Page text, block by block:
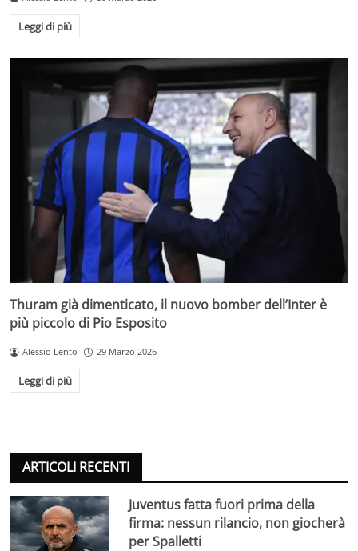
Leggi di più
Thuram già dimenticato, il nuovo bomber dell’Inter è
più piccolo di Pio Esposito
Alessio Lento 29 Marzo 2026
Leggi di più
ARTICOLI RECENTI
Juventus fatta fuori prima della
firma: nessun rilancio, non giocherà
per Spalletti